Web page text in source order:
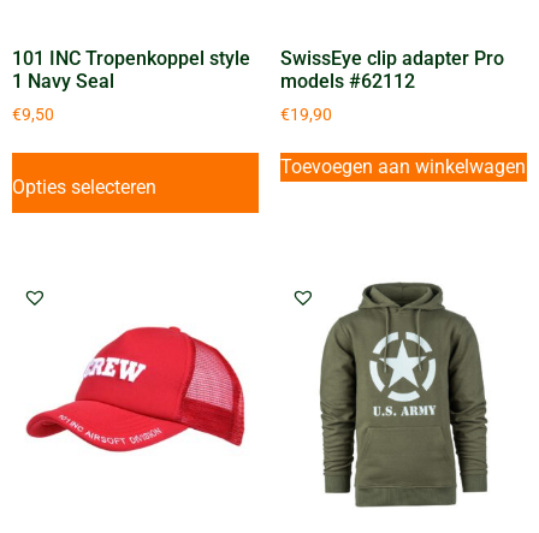
101 INC Tropenkoppel style
1 Navy Seal
€9,50
Opties selecteren
SwissEye clip adapter Pro
models #62112
€19,90
Toevoegen aan winkelwagen